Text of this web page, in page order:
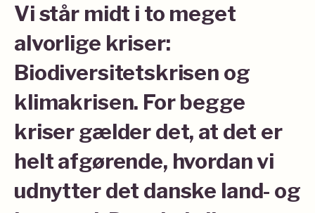
Vi står midt i to meget
alvorlige kriser:
Biodiversitetskrisen og
klimakrisen. For begge
kriser gælder det, at det er
helt afgørende, hvordan vi
udnytter det danske land- og